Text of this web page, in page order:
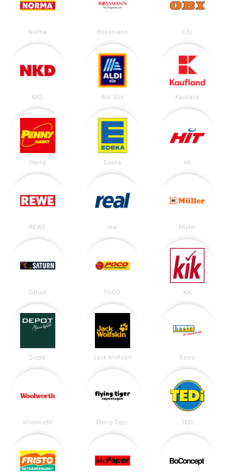
Norma Rossmann OBI
NKD Aldi Süd Kaufland
Penny Edeka Hit
REWE real Müller
Saturn POCO KiK
Depot Jack Wolfskin Basic
Woolworth Flying Tiger TEDi